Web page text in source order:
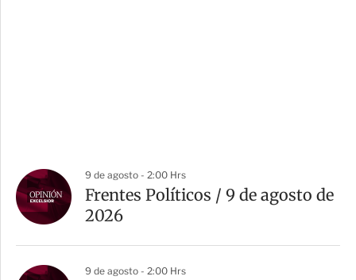
9 de agosto - 2:00 Hrs
Frentes Políticos / 9 de agosto de
2026
9 de agosto - 2:00 Hrs